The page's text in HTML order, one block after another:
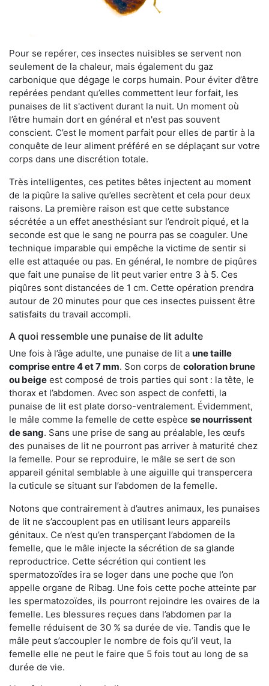
Pour se repérer, ces insectes nuisibles se servent non
seulement de la chaleur, mais également du gaz
carbonique que dégage le corps humain. Pour éviter d’être
repérées pendant qu’elles commettent leur forfait, les
punaises de lit s'activent durant la nuit. Un moment où
l’être humain dort en général et n'est pas souvent
conscient. C’est le moment parfait pour elles de partir à la
conquête de leur aliment préféré en se déplaçant sur votre
corps dans une discrétion totale.
Très intelligentes, ces petites bêtes injectent au moment
de la piqûre la salive qu’elles secrètent et cela pour deux
raisons. La première raison est que cette substance
sécrétée a un effet anesthésiant sur l’endroit piqué, et la
seconde est que le sang ne pourra pas se coaguler. Une
technique imparable qui empêche la victime de sentir si
elle est attaquée ou pas. En général, le nombre de piqûres
que fait une punaise de lit peut varier entre 3 à 5. Ces
piqûres sont distancées de 1 cm. Cette opération prendra
autour de 20 minutes pour que ces insectes puissent être
satisfaits du travail accompli.
A quoi ressemble une punaise de lit adulte
Une fois à l’âge adulte, une punaise de lit a une taille
comprise entre 4 et 7 mm. Son corps de coloration brune
ou beige est composé de trois parties qui sont : la tête, le
thorax et l’abdomen. Avec son aspect de confetti, la
punaise de lit est plate dorso-ventralement. Évidemment,
le mâle comme la femelle de cette espèce se nourrissent
de sang. Sans une prise de sang au préalable, les œufs
des punaises de lit ne pourront pas arriver à maturité chez
la femelle. Pour se reproduire, le mâle se sert de son
appareil génital semblable à une aiguille qui transpercera
la cuticule se situant sur l’abdomen de la femelle.
Notons que contrairement à d’autres animaux, les punaises
de lit ne s’accouplent pas en utilisant leurs appareils
génitaux. Ce n’est qu’en transperçant l’abdomen de la
femelle, que le mâle injecte la sécrétion de sa glande
reproductrice. Cette sécrétion qui contient les
spermatozoïdes ira se loger dans une poche que l’on
appelle organe de Ribag. Une fois cette poche atteinte par
les spermatozoïdes, ils pourront rejoindre les ovaires de la
femelle. Les blessures reçues dans l’abdomen par la
femelle réduisent de 30 % sa durée de vie. Tandis que le
mâle peut s’accoupler le nombre de fois qu’il veut, la
femelle elle ne peut le faire que 5 fois tout au long de sa
durée de vie.